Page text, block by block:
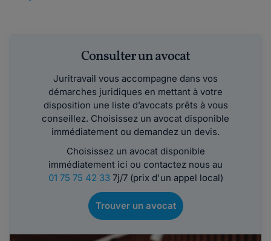
Consulter un avocat
Juritravail vous accompagne dans vos
démarches juridiques en mettant à votre
disposition une liste d’avocats prêts à vous
conseillez. Choisissez un avocat disponible
immédiatement ou demandez un devis.
Choisissez un avocat disponible
immédiatement ici ou contactez nous au
01 75 75 42 337j/7 (prix d'un appel local)
Trouver un avocat